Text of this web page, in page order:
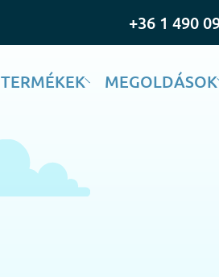
+36 1 490
TERMÉKEK MEGOLDÁSOK